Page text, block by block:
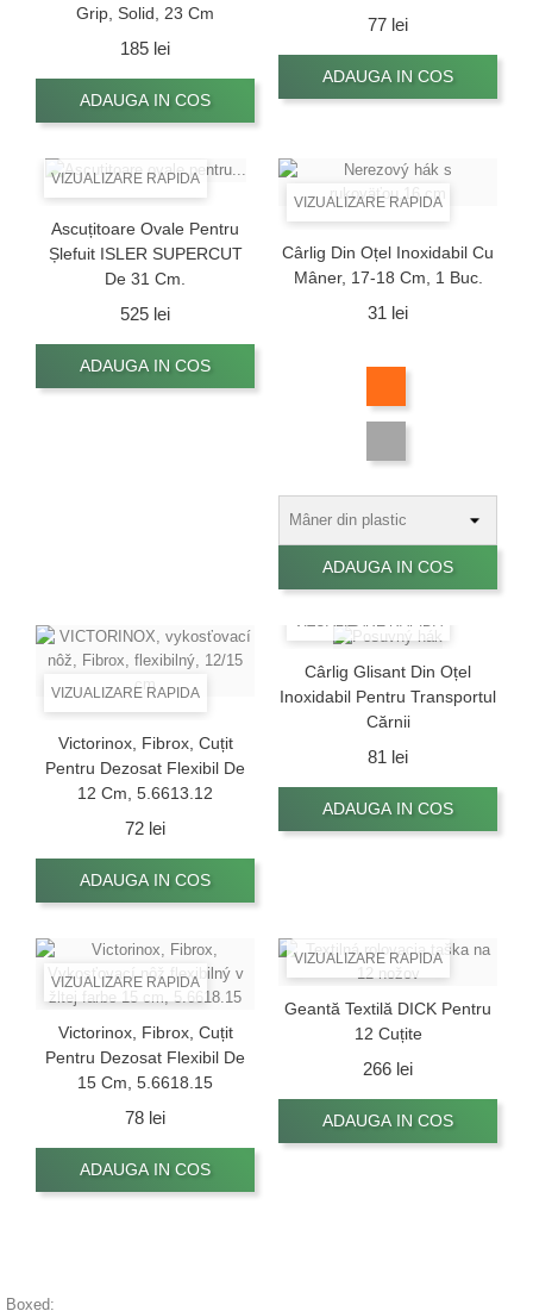
Grip, Solid, 23 Cm
185 leiPret
ADAUGA IN COS
77 leiPret
ADAUGA IN COS
VIZUALIZARE RAPIDA
Ascuțitoare Ovale Pentru
Șlefuit ISLER SUPERCUT
De 31 Cm.
525 leiPret
ADAUGA IN COS
VIZUALIZARE RAPIDA
Cârlig Din Oțel Inoxidabil Cu
Mâner, 17-18 Cm, 1 Buc.
31 leiPret
Portocaliu
Aluminiu
ADAUGA IN COS
VIZUALIZARE RAPIDA
Victorinox, Fibrox, Cuțit
Pentru Dezosat Flexibil De
12 Cm, 5.6613.12
72 leiPret
ADAUGA IN COS
VIZUALIZARE RAPIDA
Cârlig Glisant Din Oțel
Inoxidabil Pentru Transportul
Cărnii
81 leiPret
ADAUGA IN COS
VIZUALIZARE RAPIDA
Victorinox, Fibrox, Cuțit
Pentru Dezosat Flexibil De
15 Cm, 5.6618.15
78 leiPret
ADAUGA IN COS
VIZUALIZARE RAPIDA
Geantă Textilă DICK Pentru
12 Cuțite
266 leiPret
ADAUGA IN COS
Boxed: